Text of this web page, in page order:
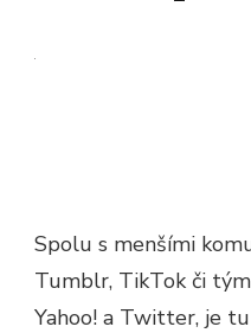
Spolu s menšími
Tumblr, TikTok či
Yahoo! a Twitter, je